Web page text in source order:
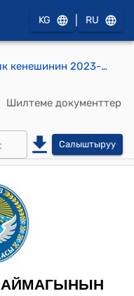
KG RU
Көк – Ирим айылдык кенешинин 2023-жылдын 11-мартындагы № 3 “Райондун ардактуу атуулуна көрсөтүү жөнүндө” токтому
Шилтеме документтер
Салыштыруу